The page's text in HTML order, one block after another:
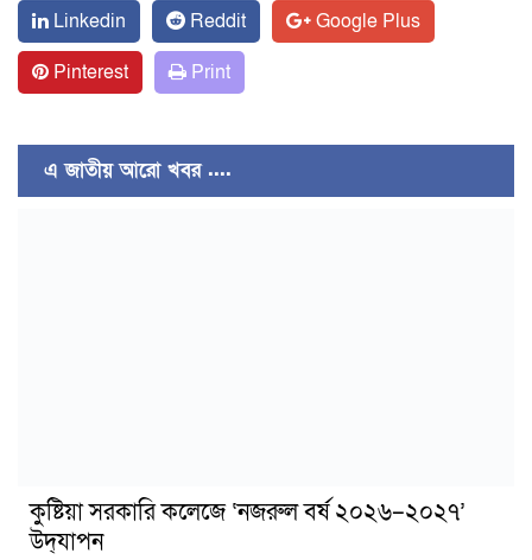
Linkedin
Reddit
Google Plus
Pinterest
Print
এ জাতীয় আরো খবর ....
কুষ্টিয়া সরকারি কলেজে ‘নজরুল বর্ষ ২০২৬–২০২৭’
উদ্‌যাপন